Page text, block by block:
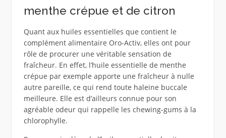
menthe crépue et de citron
Quant aux huiles essentielles que contient le
complément alimentaire Oro-Activ, elles ont pour
rôle de procurer une véritable sensation de
fraîcheur. En effet, l’huile essentielle de menthe
crépue par exemple apporte une fraîcheur à nulle
autre pareille, ce qui rend toute haleine buccale
meilleure. Elle est d’ailleurs connue pour son
agréable odeur qui rappelle les chewing-gums à la
chlorophylle.